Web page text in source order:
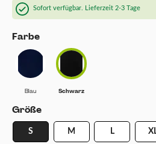
Sofort verfügbar. Lieferzeit 2-3 Tage
Farbeauswählen
Blau
Blau
Schwarz
Schwarz
Größeauswählen
S M L